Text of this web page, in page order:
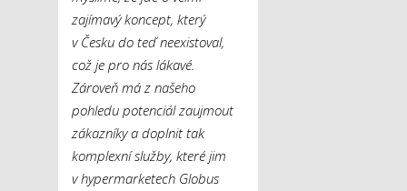
zajímavý koncept, který
v Česku do teď neexistoval,
což je pro nás lákavé.
Zároveň má z našeho
pohledu potenciál zaujmout
zákazníky a doplnit tak
komplexní služby, které jim
v hypermarketech Globus